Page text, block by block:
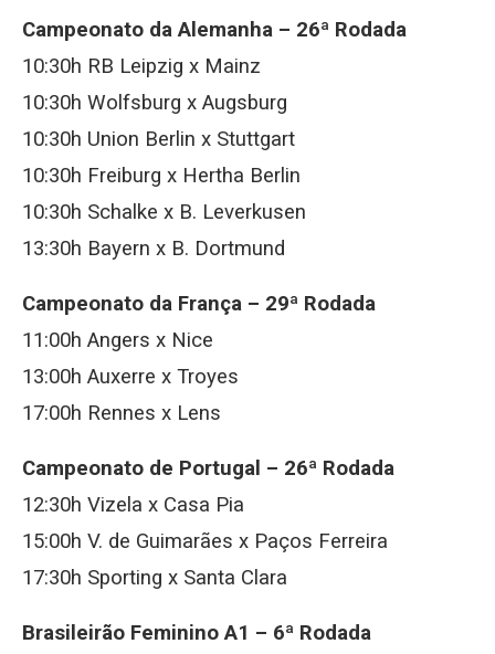
Campeonato da Alemanha – 26ª Rodada
10:30h RB Leipzig x Mainz
10:30h Wolfsburg x Augsburg
10:30h Union Berlin x Stuttgart
10:30h Freiburg x Hertha Berlin
10:30h Schalke x B. Leverkusen
13:30h Bayern x B. Dortmund
Campeonato da França – 29ª Rodada
11:00h Angers x Nice
13:00h Auxerre x Troyes
17:00h Rennes x Lens
Campeonato de Portugal – 26ª Rodada
12:30h Vizela x Casa Pia
15:00h V. de Guimarães x Paços Ferreira
17:30h Sporting x Santa Clara
Brasileirão Feminino A1 – 6ª Rodada